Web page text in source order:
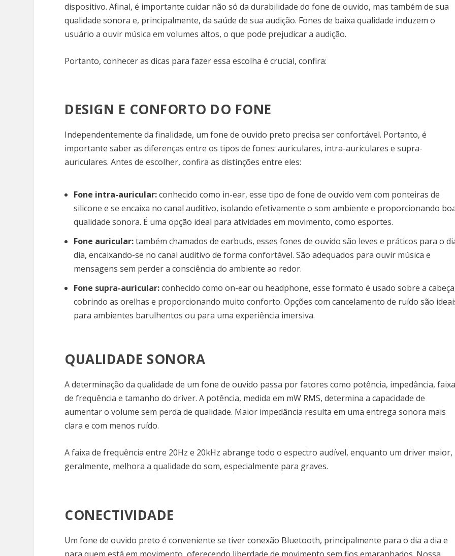
dispositivo. Afinal, é importante cuidar não só da durabilidade do fone de ouvido, mas também de sua
qualidade sonora e, principalmente, da saúde de sua audição. Fones de baixa qualidade induzem o
usuário a ouvir música em volumes altos, o que pode prejudicar a audição.
Portanto, conhecer as dicas para fazer essa escolha é crucial, confira:
DESIGN E CONFORTO DO FONE
Independentemente da finalidade, um fone de ouvido preto precisa ser confortável. Portanto, é
importante saber as diferenças entre os tipos de fones: auriculares, intra-auriculares e supra-
auriculares. Antes de escolher, confira as distinções entre eles:
Fone intra-auricular:conhecido como in-ear, esse tipo de fone de ouvido vem com ponteiras de
silicone e se encaixa no canal auditivo, isolando efetivamente o som ambiente e proporcionando
qualidade sonora. É uma opção ideal para atividades em movimento, como esportes.
Fone auricular:também chamados de earbuds, esses fones de ouvido são leves e práticos para o
dia, encaixando-se no canal auditivo de forma confortável. São adequados para ouvir música e
mensagens sem perder a consciência do ambiente ao redor.
Fone supra-auricular:conhecido como on-ear ou headphone, esse formato é usado sobre a
cobrindo as orelhas e proporcionando muito conforto. Opções com cancelamento de ruído são
para ambientes barulhentos ou para uma experiência imersiva.
QUALIDADE SONORA
A determinação da qualidade de um fone de ouvido passa por fatores como potência, impedância,
de frequência e tamanho do driver. A potência, medida em mW RMS, determina a capacidade de
aumentar o volume sem perda de qualidade. Maior impedância resulta em uma entrega sonora mais
clara e com menos ruído.
A faixa de frequência entre 20Hz e 20kHz abrange todo o espectro audível, enquanto um driver maior,
geralmente, melhora a qualidade do som, especialmente para graves.
CONECTIVIDADE
Um fone de ouvido preto é conveniente se tiver conexão Bluetooth, principalmente para o dia a dia e